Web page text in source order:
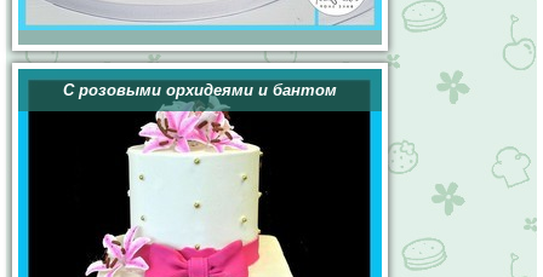
С розовыми орхидеями и бантом